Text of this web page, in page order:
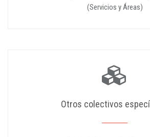
(Servicios y Áreas)
Otros colectivos